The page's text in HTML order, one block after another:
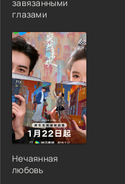
завязанными
глазами
Нечаянная
любовь